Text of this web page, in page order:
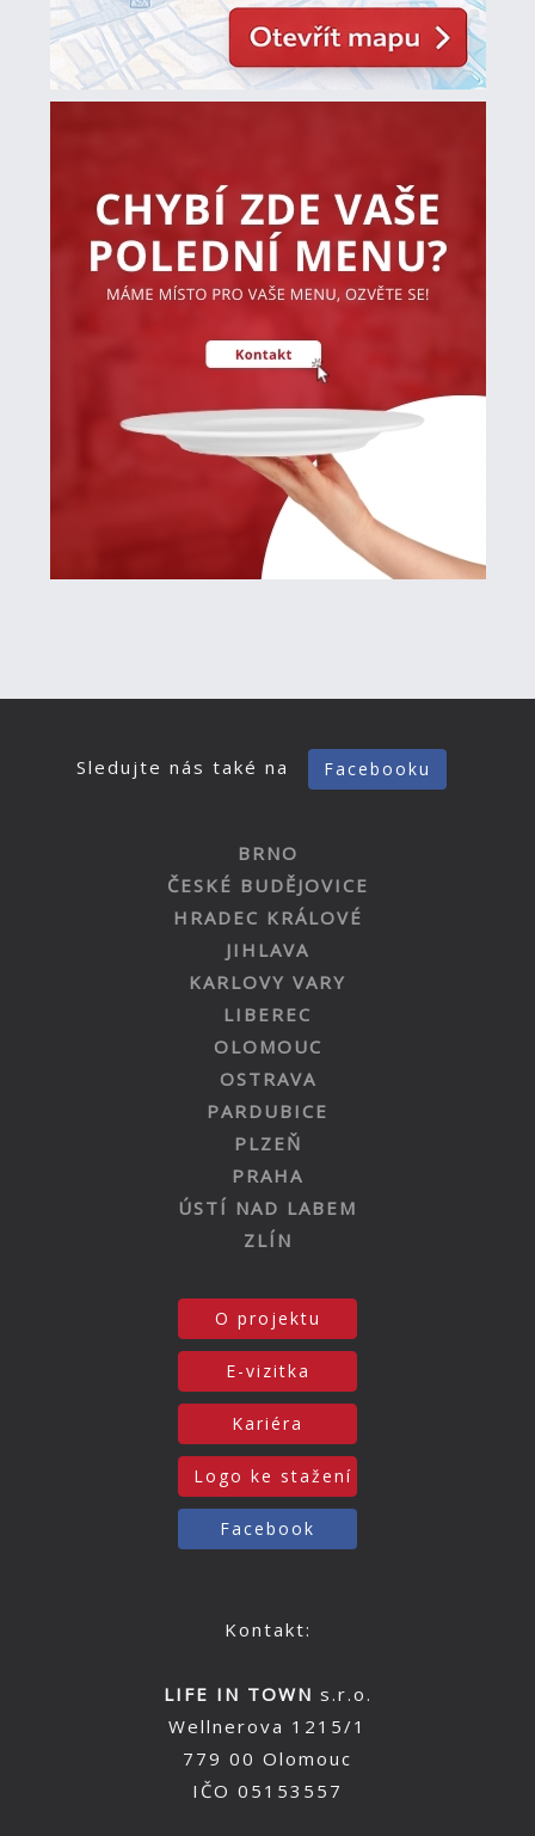
Sledujte nás také na Facebooku
BRNO
ČESKÉ BUDĚJOVICE
HRADEC KRÁLOVÉ
JIHLAVA
KARLOVY VARY
LIBEREC
OLOMOUC
OSTRAVA
PARDUBICE
PLZEŇ
PRAHA
ÚSTÍ NAD LABEM
ZLÍN
O projektu
E-vizitka
Kariéra
Logo ke stažení
Facebook
Kontakt:
LIFE IN TOWN s.r.o.
Wellnerova 1215/1
779 00 Olomouc
IČO 05153557